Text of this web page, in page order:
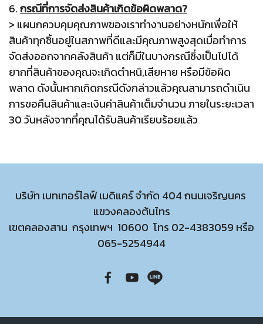
6.กรณีที่การจัดส่งสินค้าเกิดข้อผิดพลาด?
> แผนกควบคุมคุณภาพของเราทำงานอย่างหนักเพื่อให้
สินค้าทุกชิ้นอยู่ในสภาพที่ดีและมีคุณภาพสูงสุดเมื่อทำการ
จัดส่งออกจากคลังสินค้า แต่ก็มีในบางกรณีซึ่งเป็นไปได้
ยากที่สินค้าของคุณจะเกิดตำหนิ,เสียหาย หรือมีข้อผิด
พลาด ดังนั้นหากเกิดกรณีดังกล่าวแล้วคุณสามารถดำเนิน
การขอคืนสินค้าและเงินค่าสินค้าเต็มจำนวน ภายในระยะเวลา
30 วันหลังจากที่คุณได้รับสินค้าเรียบร้อยแล้ว
บริษัท เบทเทอร์ไลฟ์ เมดิแคร์ จำกัด 404 ถนนเจริญนคร
แขวงคลองต้นไทร
เขตคลองสาน กรุงเทพฯ 10600 โทร 02-4383059 หรือ
065-5254944